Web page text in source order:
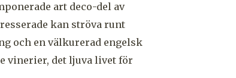
art deco-del av
kan ströva runt
och en välkurerad engelsk
vinerier, det ljuva livet för